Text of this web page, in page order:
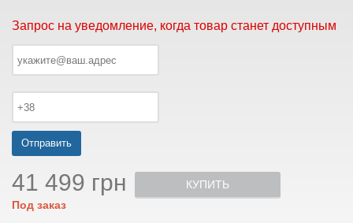
Запрос на уведомление, когда товар станет доступным
Отправить
41 499 грн
Под заказ
КУПИТЬ